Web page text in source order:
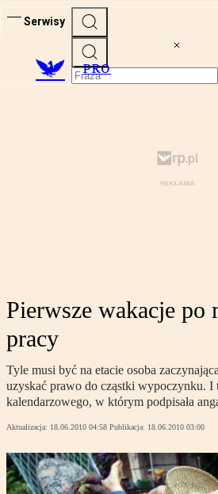
Serwisy
PRO
Pierwsze wakacje po
pracy
Tyle musi być na etacie osoba
uzyskać prawo do cząstki wypoczynku. I
kalendarzowego, w którym podpisała
Aktualizacja: 18.06.2010 04:58 Publikacja: 18.06.2010 03:00